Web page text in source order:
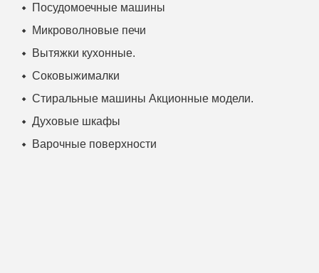
Посудомоечные машины
Микроволновые печи
Вытяжки кухонные.
Соковыжималки
Стиральные машины Акционные модели.
Духовые шкафы
Варочные поверхности